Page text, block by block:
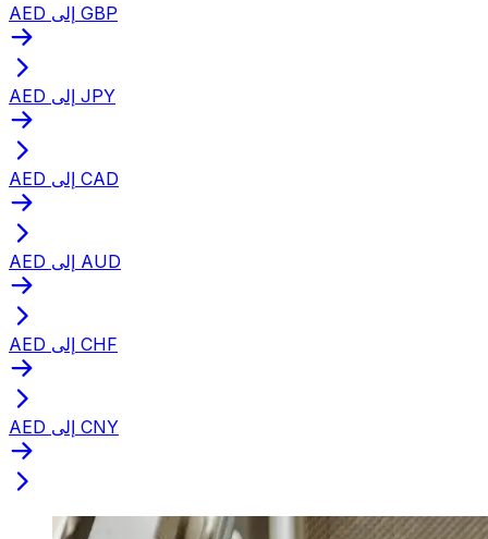
AED إلى GBP
AED إلى JPY
AED إلى CAD
AED إلى AUD
AED إلى CHF
AED إلى CNY